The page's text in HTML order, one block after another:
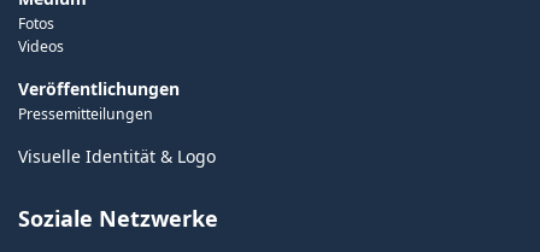
Fotos
Videos
Veröffentlichungen
Pressemitteilungen
Visuelle Identität & Logo
Soziale Netzwerke